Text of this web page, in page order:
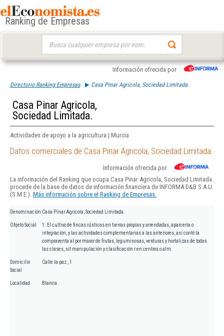
Ranking de Empresas
Información ofrecida por
Directorio Ranking Empresas Casa Pinar Agricola, Sociedad Limitada.
Casa Pinar Agricola,
Sociedad Limitada.
Actividades de apoyo a la agricultura | Murcia
Datos comerciales de Casa Pinar Agricola, Sociedad Limitada.
Información ofrecida por
La información del Ranking que ocupa Casa Pinar Agricola, Sociedad Limitada.
procede de la base de datos de información financiera de INFORMA D&B S.A.U.
(S.M.E.). Más información sobre el Ranking de Empresas.
Denominación Casa Pinar Agricola, Sociedad Limitada.
Objeto Social
1. El cultivo de fincas rústicas en tierras propias y arrendadas, aparcería o
integración, y las actividades complementarias a las anteriores, así contó la
compraventa al por mavor de frutas, leguminosas, verduras y hortalizas de todas
las clases, sit manipulación y clasificación r en centros o alm.
Domicilio
Social
Calle la paz , 1
Localidad Blanca